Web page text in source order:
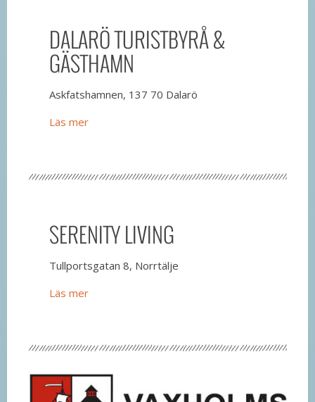
DALARÖ TURISTBYRÅ &
GÄSTHAMN
Askfatshamnen, 137 70 Dalarö
Läs mer
SERENITY LIVING
Tullportsgatan 8, Norrtälje
Läs mer